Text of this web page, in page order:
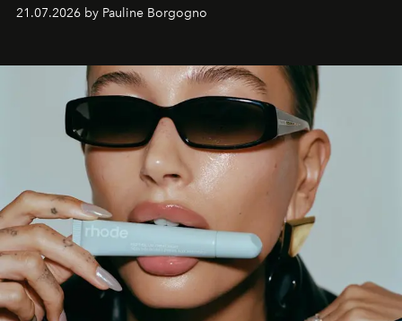
aan make-up.
21.07.2026 by Pauline Borgogno